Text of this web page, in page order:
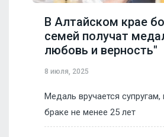
В Алтайском крае
семей получат
любовь и верность"
8 июля, 2025
Медаль вручается
браке не менее 25 лет